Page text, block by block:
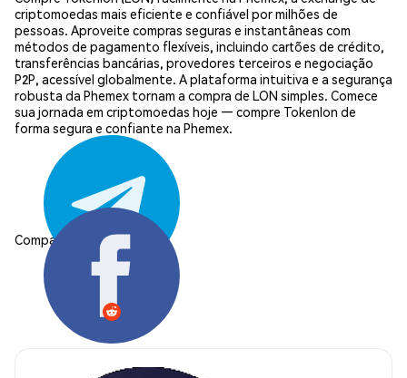
criptomoedas mais eficiente e confiável por milhões de
pessoas. Aproveite compras seguras e instantâneas com
métodos de pagamento flexíveis, incluindo cartões de crédito,
transferências bancárias, provedores terceiros e negociação
P2P, acessível globalmente. A plataforma intuitiva e a segurança
robusta da Phemex tornam a compra de LON simples. Comece
sua jornada em criptomoedas hoje — compre Tokenlon de
forma segura e confiante na Phemex.
Compartilhar: